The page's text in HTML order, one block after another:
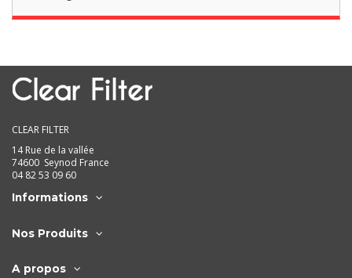
CLEAR FILTER
14 Rue de la vallée
74600 Seynod France
04 82 53 09 60
Informations
Nos Produits
A propos